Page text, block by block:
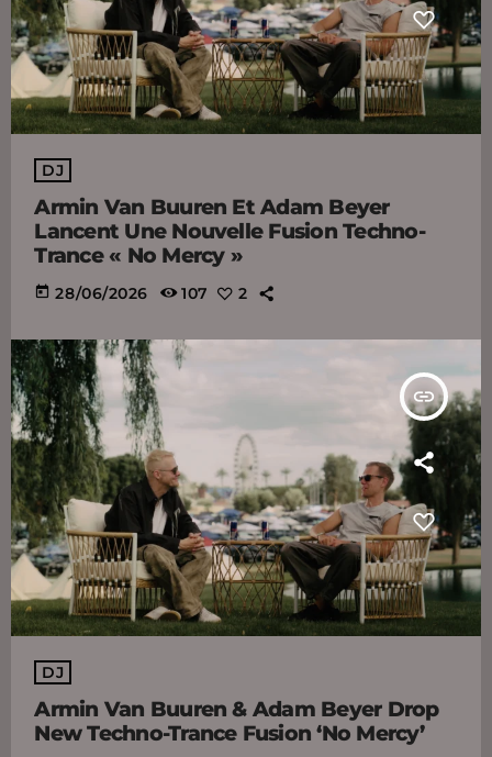
DJ
Armin Van Buuren Et Adam Beyer
Lancent Une Nouvelle Fusion Techno-
Trance « No Mercy »
today 28/06/2026 107 2
insert_link
DJ
Armin Van Buuren & Adam Beyer Drop
New Techno-Trance Fusion ‘No Mercy’